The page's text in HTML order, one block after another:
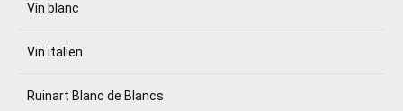
Vin blanc
Vin italien
Ruinart Blanc de Blancs